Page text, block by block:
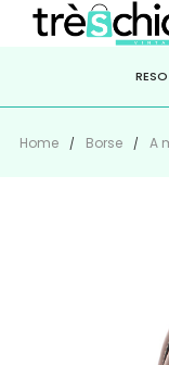
PAGA A RATE
ISCRIVITI ALLA
Home Borse A